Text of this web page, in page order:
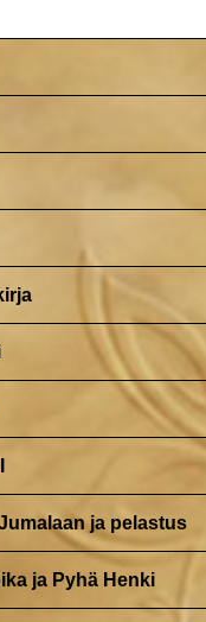
ja pelastus
ja Pyhä Henki